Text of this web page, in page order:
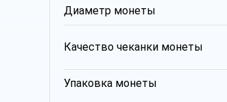
Диаметр монеты
Качество чеканки монеты
Упаковка монеты